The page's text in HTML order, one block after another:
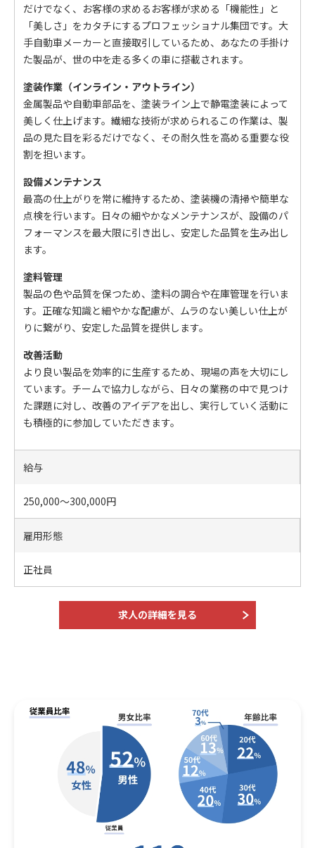
だけでなく、お客様の求めるお客様が求める「機能性」と
「美しさ」をカタチにするプロフェッショナル集団です。大
手自動車メーカーと直接取引しているため、あなたの手掛け
た製品が、世の中を走る多くの車に搭載されます。
塗装作業（インライン・アウトライン）
金属製品や自動車部品を、塗装ライン上で静電塗装によって
美しく仕上げます。繊細な技術が求められるこの作業は、製
品の見た目を彩るだけでなく、その耐久性を高める重要な役
割を担います。
設備メンテナンス
最高の仕上がりを常に維持するため、塗装機の清掃や簡単な
点検を行います。日々の細やかなメンテナンスが、設備のパ
フォーマンスを最大限に引き出し、安定した品質を生み出し
ます。
塗料管理
製品の色や品質を保つため、塗料の調合や在庫管理を行いま
す。正確な知識と細やかな配慮が、ムラのない美しい仕上が
りに繋がり、安定した品質を提供します。
改善活動
より良い製品を効率的に生産するため、現場の声を大切にし
ています。チームで協力しながら、日々の業務の中で見つけ
た課題に対し、改善のアイデアを出し、実行していく活動に
も積極的に参加していただきます。
給与
250,000～300,000円
雇用形態
正社員
求人の詳細を見る